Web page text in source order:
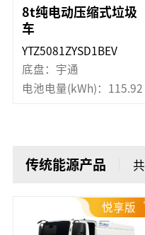
8t纯电动压缩式垃圾
车
YTZ5081ZYSD1BEV
底盘：宇通
电池电量(kWh)：115.92
传统能源产品 共
悦享版